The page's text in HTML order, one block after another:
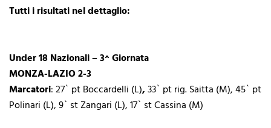
Tutti i risultati nel dettaglio:
Under 18 Nazionali – 3^ Giornata
MONZA-LAZIO 2-3
Marcatori: 27` pt Boccardelli (L),33` pt rig. Saitta (M), 45` pt
Polinari (L), 9` st Zangari (L), 17` st Cassina (M)